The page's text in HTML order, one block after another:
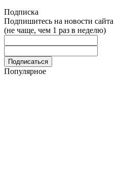
Подписка
Подпишитесь на новости сайта
(не чаще, чем 1 раз в неделю)
Популярное